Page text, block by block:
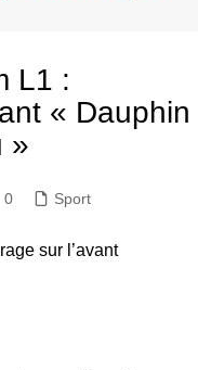
L1 :
« Dauphin
»
0 Sport